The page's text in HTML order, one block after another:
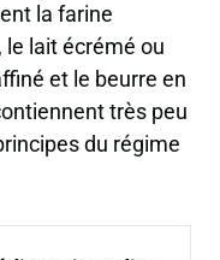
la farine
lait écrémé ou
et le beurre en
très peu
du régime